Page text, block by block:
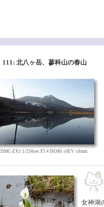
111: 北八ヶ岳、蓼科山の春山
DMC-ZX1 1/250sec F3.4 ISO80 ±0EV ±0mm
女神